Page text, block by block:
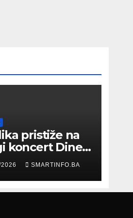
pristiže na
koncert Dine
na Koševu
SMARTINFO.BA